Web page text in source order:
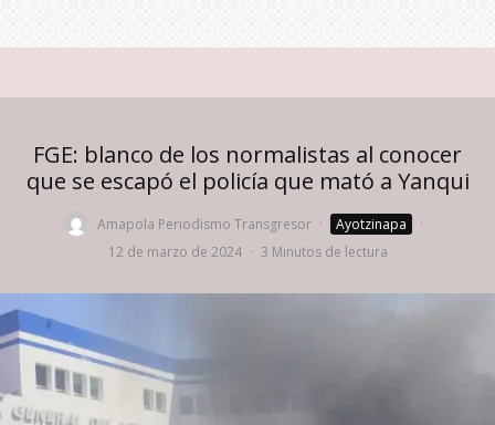
FGE: blanco de los normalistas al conocer
que se escapó el policía que mató a Yanqui
Amapola Periodismo Transgresor · Ayotzinapa
·
12 de marzo de 2024 · 3 Minutos de lectura